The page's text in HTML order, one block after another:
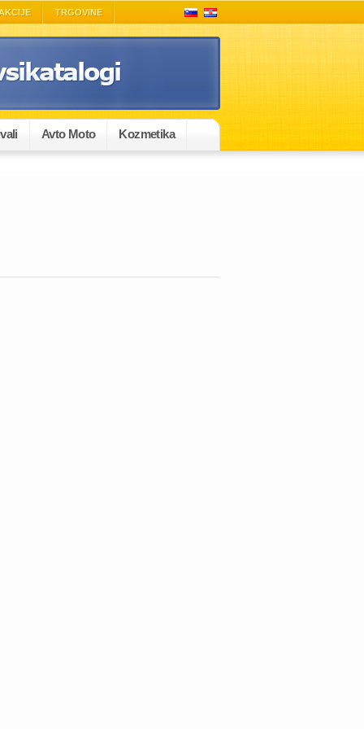
TRGOVINE
Avto Moto Kozmetika